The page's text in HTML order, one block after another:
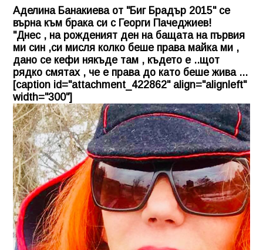
Аделина Банакиева от "Биг Брадър 2015" се
върна към брака си с Георги Пачеджиев!
"Днес , на рожденият ден на бащата на първия
ми син ,си мисля колко беше права майка ми ,
дано се кефи някъде там , където е ..щот
рядко смятах , че е права до като беше жива ...
[caption id="attachment_422862" align="alignleft"
width="300"]